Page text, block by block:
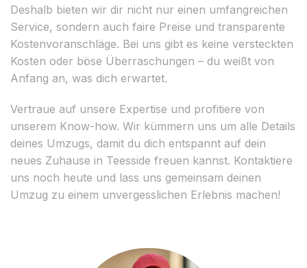
Deshalb bieten wir dir nicht nur einen umfangreichen
Service, sondern auch faire Preise und transparente
Kostenvoranschläge. Bei uns gibt es keine versteckten
Kosten oder böse Überraschungen – du weißt von
Anfang an, was dich erwartet.
Vertraue auf unsere Expertise und profitiere von
unserem Know-how. Wir kümmern uns um alle Details
deines Umzugs, damit du dich entspannt auf dein
neues Zuhause in Teesside freuen kannst. Kontaktiere
uns noch heute und lass uns gemeinsam deinen
Umzug zu einem unvergesslichen Erlebnis machen!